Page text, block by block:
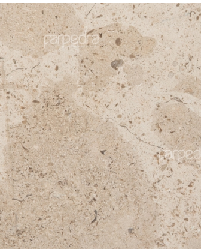
Moleanos
Gascogne Синий
среднезернистый
Синий
+